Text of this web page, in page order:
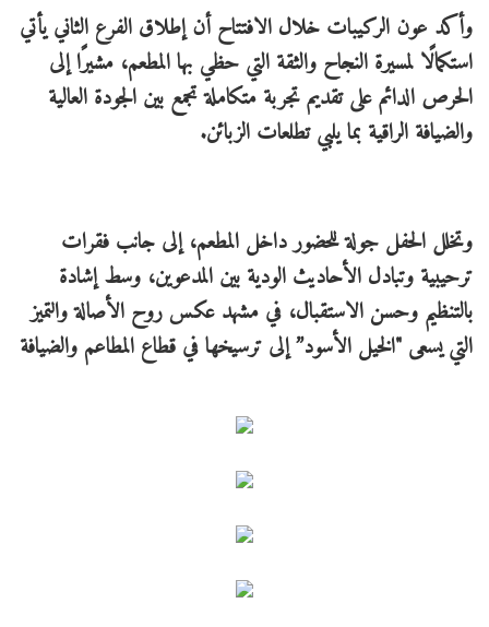
وأكد عون الركيبات خلال الافتتاح أن إطلاق الفرع الثاني يأتي
استكمالًا لمسيرة النجاح والثقة التي حظي بها المطعم، مشيرًا إلى
الحرص الدائم على تقديم تجربة متكاملة تجمع بين الجودة العالية
والضيافة الراقية بما يلبي تطلعات الزبائن.
وتخلل الحفل جولة للحضور داخل المطعم، إلى جانب فقرات
ترحيبية وتبادل الأحاديث الودية بين المدعوين، وسط إشادة
بالتنظيم وحسن الاستقبال، في مشهد عكس روح الأصالة والتميز
التي يسعى "الخيل الأسود” إلى ترسيخها في قطاع المطاعم والضيافة